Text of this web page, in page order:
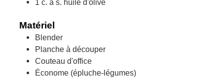
1 c. à s. huile d'olive
Matériel
Blender
Planche à découper
Couteau d'office
Économe (épluche-légumes)